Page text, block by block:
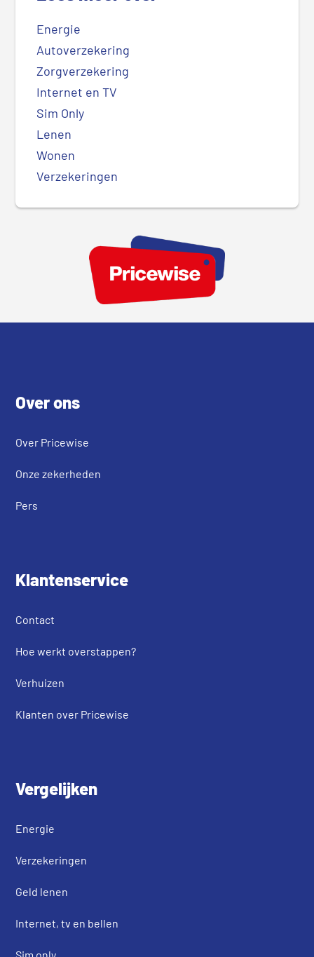
Energie
Autoverzekering
Zorgverzekering
Internet en TV
Sim Only
Lenen
Wonen
Verzekeringen
Over ons
Over Pricewise
Onze zekerheden
Pers
Klantenservice
Contact
Hoe werkt overstappen?
Verhuizen
Klanten over Pricewise
Vergelijken
Energie
Verzekeringen
Geld lenen
Internet, tv en bellen